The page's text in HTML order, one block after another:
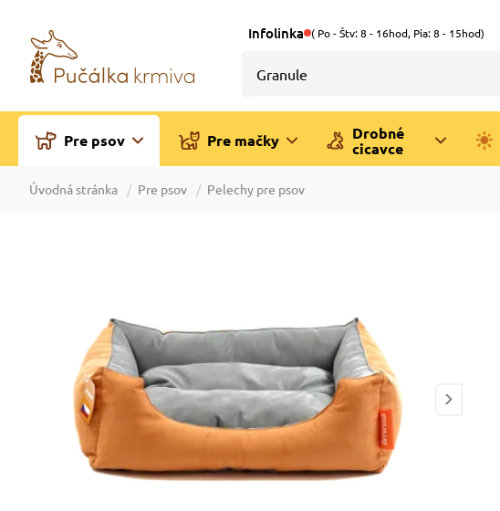
Infolinka ( Po - Štv: 8 - 16hod, Pia: 8 - 15hod)
Pre psov Pre mačky
Drobné
cicavce
Úvodná stránka Pre psov Pelechy pre psov